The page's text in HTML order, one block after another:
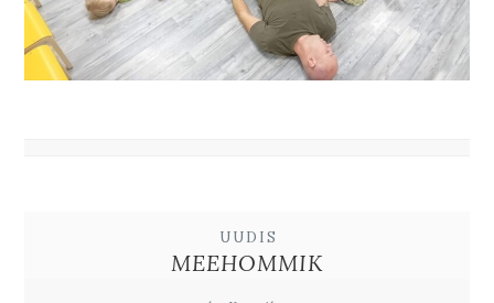
UUDIS
MEEHOMMIK